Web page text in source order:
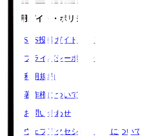
ご利用ガイド・ポリシー
SNS投稿ガイドライン
プライバシーポリシー
利用規約
著作権について
お問い合わせ
ウェブアクセシビリティについて